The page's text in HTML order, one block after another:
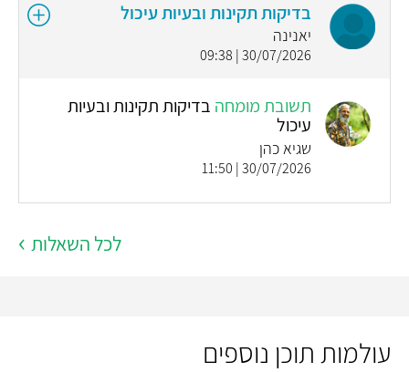
בדיקות תקינות ובעיות עיכול
יאנינה
30/07/2026 | 09:38
תשובת מומחה בדיקות תקינות ובעיות
עיכול
שגיא כהן
30/07/2026 | 11:50
לכל השאלות
עולמות תוכן נוספים